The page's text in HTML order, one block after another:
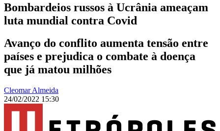
Bombardeios russos à Ucrânia ameaçam
luta mundial contra Covid
Avanço do conflito aumenta tensão entre
países e prejudica o combate à doença
que já matou milhões
Cleomar Almeida
24/02/2022 15:30